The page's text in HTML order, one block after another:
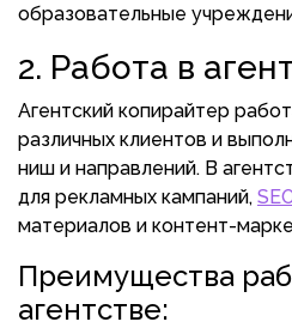
образовательные
2. Работа в
Агентский копирайтер
различных клиентов и
ниш и направлений. В
для рекламных кампаний,
материалов и контент-
Преимущества
агентстве: